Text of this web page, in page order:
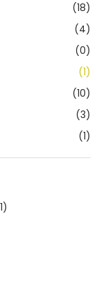
(18)
(4)
(0)
(1)
(10)
(3)
(1)